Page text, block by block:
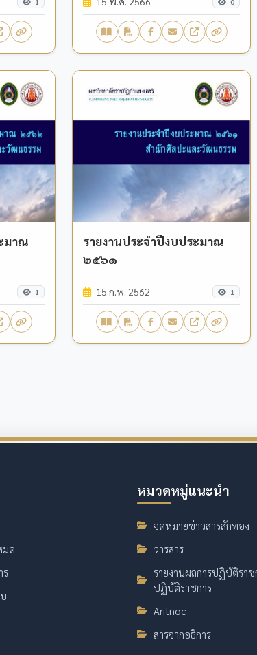
มาณ
1
รายงานประจำปีงบประมาณ
๒๕๖๑
15 ก.พ. 2562 1
มด
ร
หมวดหมู่แนะนำ
จดหมายข่าวสารสักทอง
วารสาร
รายงานผลการปฏิบัติรา
ปฏิบัติราชการ
Aritnoc
สารจากอธิการ